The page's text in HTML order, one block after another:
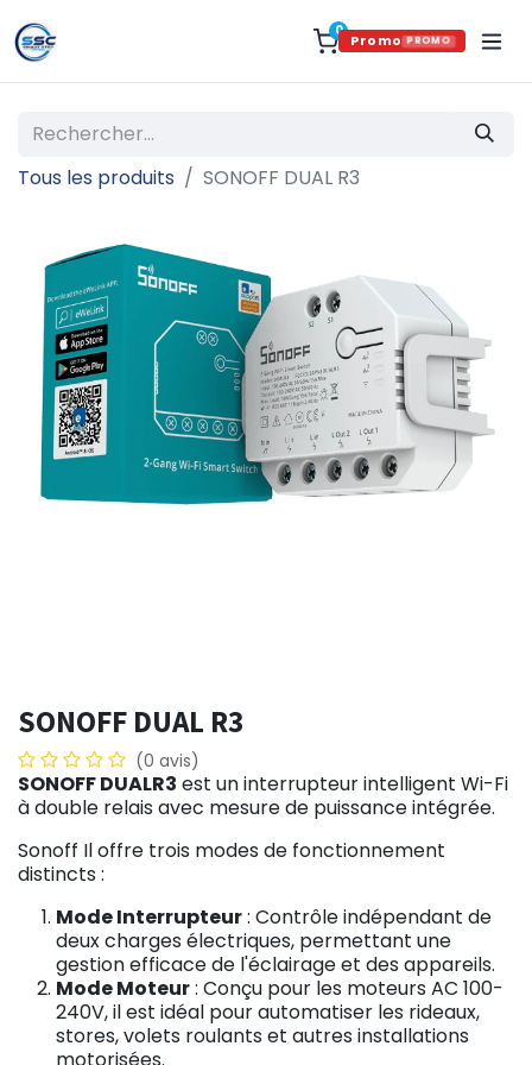
0
Promo PROMO
Tous les produits SONOFF DUAL R3
SONOFF DUAL R3
(0 avis)
SONOFF DUALR3 est un interrupteur intelligent Wi-Fi
à double relais avec mesure de puissance intégrée.
Sonoff Il offre trois modes de fonctionnement
distincts :
Mode Interrupteur: Contrôle indépendant de
deux charges électriques, permettant une
gestion efficace de l'éclairage et des appareils.
Mode Moteur: Conçu pour les moteurs AC 100-
240V, il est idéal pour automatiser les rideaux,
stores, volets roulants et autres installations